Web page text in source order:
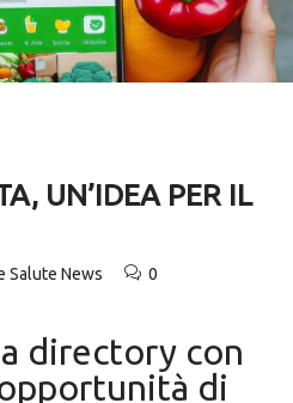
UN’IDEA PER IL
Salute News 0
directory con
di